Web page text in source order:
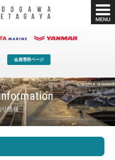
会員専用ページ
り情報
ボート販売